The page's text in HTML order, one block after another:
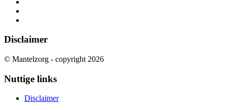
Disclaimer
© Mantelzorg - copyright 2026
Nuttige links
Disclaimer